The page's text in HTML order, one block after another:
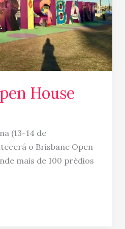
House
(13-14 de
o Brisbane Open
mais de 100 prédios